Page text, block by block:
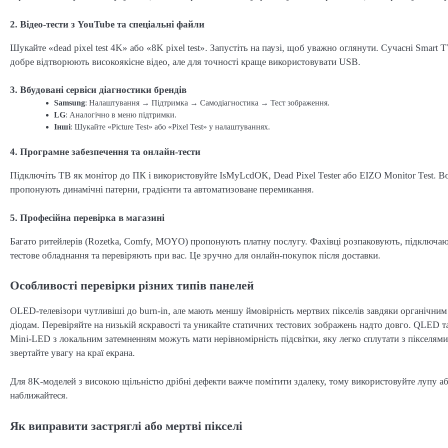
2. Відео-тести з YouTube та спеціальні файли
Шукайте «dead pixel test 4K» або «8K pixel test». Запустіть на паузі, щоб уважно оглянути. Сучасні Smart
добре відтворюють високоякісне відео, але для точності краще використовувати USB.
3. Вбудовані сервіси діагностики брендів
Samsung: Налаштування → Підтримка → Самодіагностика → Тест зображення.
LG: Аналогічно в меню підтримки.
Інші: Шукайте «Picture Test» або «Pixel Test» у налаштуваннях.
4. Програмне забезпечення та онлайн-тести
Підключіть ТВ як монітор до ПК і використовуйте IsMyLcdOK, Dead Pixel Tester або EIZO Monitor Test.
пропонують динамічні патерни, градієнти та автоматизоване перемикання.
5. Професійна перевірка в магазині
Багато ритейлерів (Rozetka, Comfy, MOYO) пропонують платну послугу. Фахівці розпаковують,
тестове обладнання та перевіряють при вас. Це зручно для онлайн-покупок після доставки.
Особливості перевірки різних типів панелей
OLED-телевізори чутливіші до burn-in, але мають меншу ймовірність мертвих пікселів завдяки органічним
діодам. Перевіряйте на низькій яскравості та уникайте статичних тестових зображень надто довго. QLED
Mini-LED з локальним затемненням можуть мати нерівномірність підсвітки, яку легко сплутати з
звертайте увагу на краї екрана.
Для 8K-моделей з високою щільністю дрібні дефекти важче помітити здалеку, тому використовуйте лупу
наближайтеся.
Як виправити застряглі або мертві пікселі